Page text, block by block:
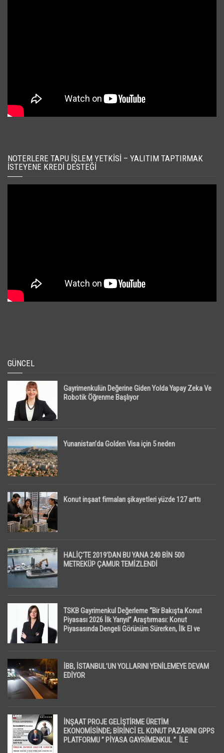
NOTERLERE TAPU İŞLEM YETKISI – YALITIM TAPTIRMAK
İSTEYENE KREDI DESTEĞI
GÜNCEL
Gayrimenkulün Değerine Giden Yolda Yapay Zeka Ve
Robotik Öğrenme Başlıyor
Yunanistan’da Golden Visa için 5 neden
Konut inşaat firmaları şikayetleri yüzde 127 arttı
HALİÇ’TE 2019’DAN BU YANA 240 BİN 500
METREKÜP ÇAMUR TEMİZLENDİ
TSKB Gayrimenkul Değerleme “Bir Bakışta Konut
Piyasası 2026 İlk Yarıyıl” Araştırması: Konut
Piyasasında Dengeli Görünüm Sürerken, İlk El ve
İBB, İSTANBUL’UN YOLLARINI YENİLEMEYE DEVAM
EDİYOR
İNŞAAT PROJE GELİŞTİRME ÜRETİM
EKONOMİSİNDE; BİRİNCİ EL KONUT PAZARINI GPPS
PLATFORMU ” PİYASA GAYRİMENKUL ” İLE